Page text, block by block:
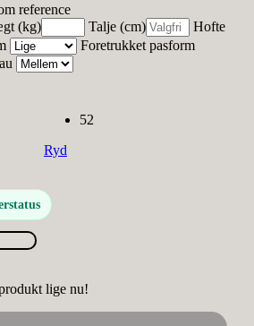
reference
(kg) Talje (cm)
Hofte
Foretrukket pasform
52
Ryd
lige nu!